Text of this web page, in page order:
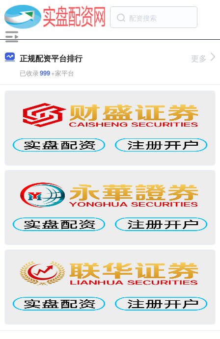
正规配资平台排行
已收录999+家平台
更多